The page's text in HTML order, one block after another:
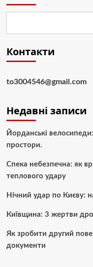
Контакти
to3004546@gmail.com
Недавні записи
Йорданські
простори.
Спека небезпечна: як
теплового удару
Нічний удар по Києву:
Київщина: 3 жертви
Як зробити другий
документи